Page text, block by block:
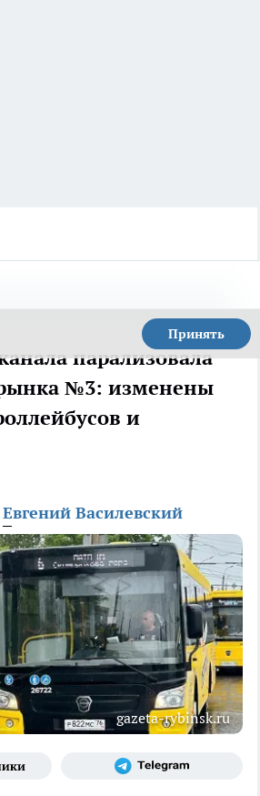
Принять
парализовала
№3: изменены
и
Евгений Василевский
gazeta-rybinsk.ru